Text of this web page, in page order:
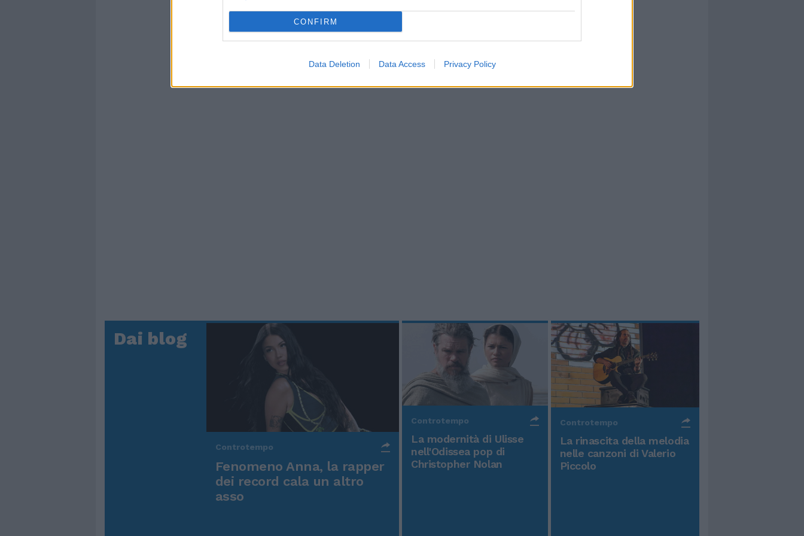
CONFIRM
Data Deletion Data Access Privacy Policy
Dai blog
Controtempo
Fenomeno Anna, la rapper
dei record cala un altro
asso
Controtempo
La modernità di Ulisse
nell'Odissea pop di
Christopher Nolan
Controtempo
La rinascita della melodia
nelle canzoni di Valerio
Piccolo